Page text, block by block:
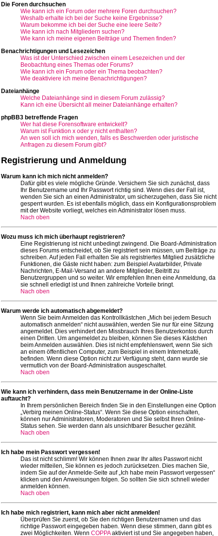
Die Foren durchsuchen
Wie kann ich ein Forum oder mehrere Foren durchsuchen?
Weshalb erhalte ich bei der Suche keine Ergebnisse?
Warum bekomme ich bei der Suche eine leere Seite?
Wie kann ich nach Mitgliedern suchen?
Wie kann ich meine eigenen Beiträge und Themen finden?
Benachrichtigungen und Lesezeichen
Was ist der Unterschied zwischen einem Lesezeichen und der
Beobachtung eines Themas oder Forums?
Wie kann ich ein Forum oder ein Thema beobachten?
Wie deaktiviere ich meine Benachrichtigungen?
Dateianhänge
Welche Dateianhänge sind in diesem Forum zulässig?
Kann ich eine Übersicht all meiner Dateianhänge erhalten?
phpBB3 betreffende Fragen
Wer hat diese Forensoftware entwickelt?
Warum ist Funktion x oder y nicht enthalten?
An wen soll ich mich wenden, falls es Beschwerden oder juristische
Anfragen zu diesem Forum gibt?
Registrierung und Anmeldung
Warum kann ich mich nicht anmelden?
Dafür gibt es viele mögliche Gründe. Versichern Sie sich zunächst, dass
Ihr Benutzername und Ihr Passwort richtig sind. Wenn dies der Fall ist,
wenden Sie sich an einen Administrator, um sicherzugehen, dass Sie nicht
gesperrt wurden. Es ist ebenfalls möglich, dass ein Konfigurationsproblem
mit der Website vorliegt, welches ein Administrator lösen muss.
Nach oben
Wozu muss ich mich überhaupt registrieren?
Eine Registrierung ist nicht unbedingt zwingend. Die Board-Administration
dieses Forums entscheidet, ob Sie registriert sein müssen, um Beiträge zu
schreiben. Auf jeden Fall erhalten Sie als registriertes Mitglied zusätzliche
Funktionen, die Gäste nicht haben: zum Beispiel Avatarbilder, Private
Nachrichten, E-Mail-Versand an andere Mitglieder, Beitritt zu
Benutzergruppen und so weiter. Wir empfehlen Ihnen eine Anmeldung, da
sie schnell erledigt ist und Ihnen zahlreiche Vorteile bringt.
Nach oben
Warum werde ich automatisch abgemeldet?
Wenn Sie beim Anmelden das Kontrollkästchen „Mich bei jedem Besuch
automatisch anmelden“ nicht auswählen, werden Sie nur für eine Sitzung
angemeldet. Dies verhindert den Missbrauch Ihres Benutzerkontos durch
einen Dritten. Um angemeldet zu bleiben, können Sie dieses Kästchen
beim Anmelden auswählen. Dies ist nicht empfehlenswert, wenn Sie sich
an einem öffentlichen Computer, zum Beispiel in einem Internetcafé,
befinden. Wenn diese Option nicht zur Verfügung steht, dann wurde sie
vermutlich von der Board-Administration ausgeschaltet.
Nach oben
Wie kann ich verhindern, dass mein Benutzername in der Online-Liste
auftaucht?
In Ihrem persönlichen Bereich finden Sie in den Einstellungen eine Option
„Verbirg meinen Online-Status“. Wenn Sie diese Option einschalten,
können nur Administratoren, Moderatoren und Sie selbst Ihren Online-
Status sehen. Sie werden dann als unsichtbarer Besucher gezählt.
Nach oben
Ich habe mein Passwort vergessen!
Das ist nicht schlimm! Wir können Ihnen zwar Ihr altes Passwort nicht
wieder mitteilen, Sie können es jedoch zurücksetzen. Dies machen Sie,
indem Sie auf der Anmelde-Seite auf „Ich habe mein Passwort vergessen“
klicken und den Anweisungen folgen. So sollten Sie sich schnell wieder
anmelden können.
Nach oben
Ich habe mich registriert, kann mich aber nicht anmelden!
Überprüfen Sie zuerst, ob Sie den richtigen Benutzernamen und das
richtige Passwort eingegeben haben. Wenn diese stimmen, dann gibt es
zwei Möglichkeiten. Wenn COPPAaktiviert ist und Sie angegeben haben,